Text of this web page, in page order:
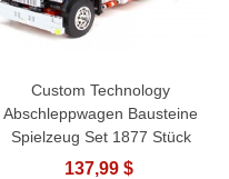
Custom Technology
Abschleppwagen Bausteine
Spielzeug Set 1877 Stück
137,99 $